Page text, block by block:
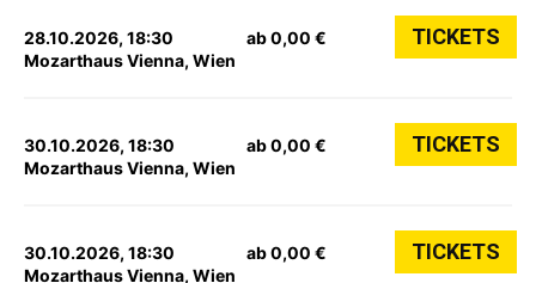
28.10.2026, 18:30
Mozarthaus Vienna, Wien
ab 0,00 € TICKETS
30.10.2026, 18:30
Mozarthaus Vienna, Wien
ab 0,00 € TICKETS
30.10.2026, 18:30
Mozarthaus Vienna, Wien
ab 0,00 € TICKETS